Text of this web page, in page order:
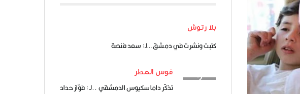
بلا رتوش
كتبت ونشرت في دمشق …لـ: سعد فنصة
قوس المطر
تذكّر داماسكيوس الدمشقي ..لـ : فوّاز حداد